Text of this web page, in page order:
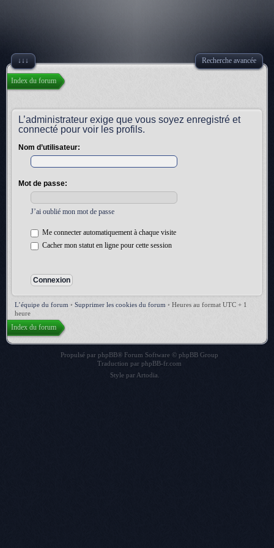
↓↓↓ Recherche avancée
Index du forum
L’administrateur exige que vous soyez enregistré et
connecté pour voir les profils.
Nom d’utilisateur:
Mot de passe:
J’ai oublié mon mot de passe
Me connecter automatiquement à chaque visite
Cacher mon statut en ligne pour cette session
L’équipe du forum • Supprimer les cookies du forum • Heures au format UTC + 1
heure
Index du forum
Propulsé par phpBB® Forum Software © phpBB Group
Traduction par phpBB-fr.com
Style par Artodia